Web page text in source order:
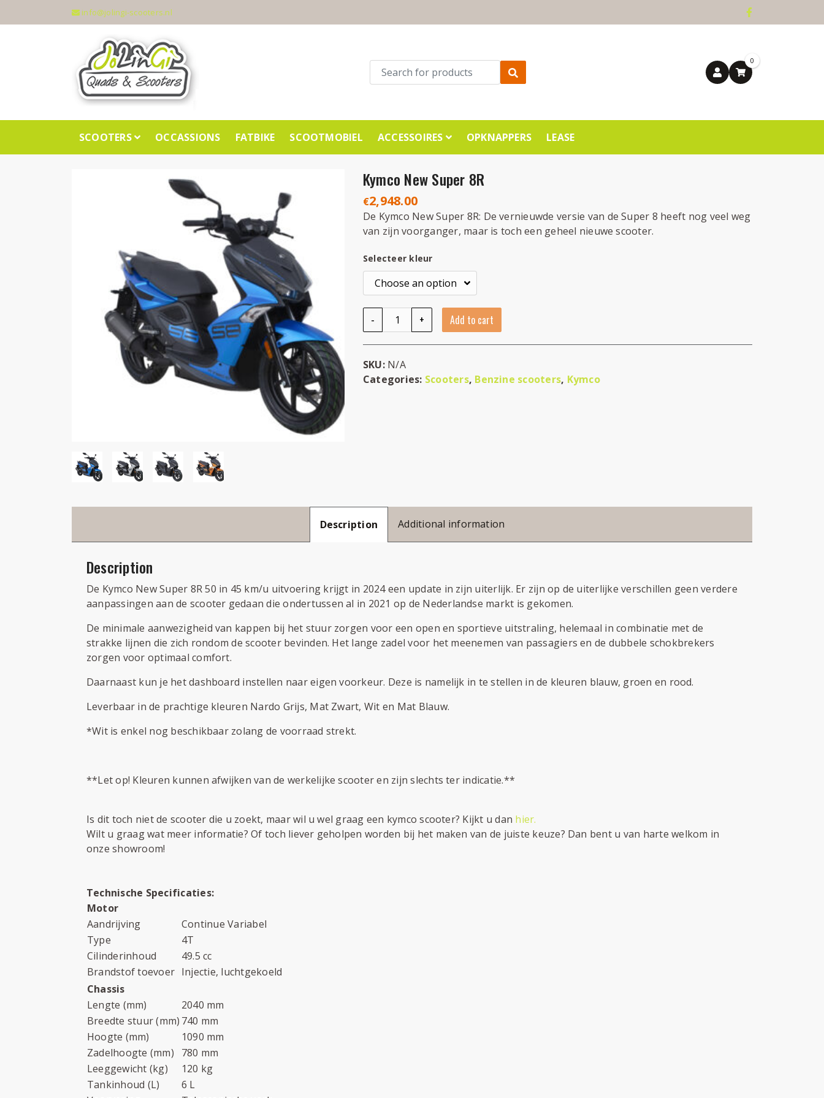
info@jolingi-scooters.nl
0
SCOOTERS OCCASSIONS FATBIKE SCOOTMOBIEL ACCESSOIRES OPKNAPPERS LEASE
Kymco New Super 8R
€2,948.00
De Kymco New Super 8R: De vernieuwde versie van de Super 8 heeft nog veel weg
van zijn voorganger, maar is toch een geheel nieuwe scooter.
Selecteer kleur
-
Kymco New Super 8R quantity
+ Add to cart
SKU: N/A
Categories: Scooters, Benzine scooters, Kymco
Description Additional information
Description
De Kymco New Super 8R 50 in 45 km/u uitvoering krijgt in 2024 een update in zijn uiterlijk. Er zijn op de uiterlijke verschillen geen verdere
aanpassingen aan de scooter gedaan die ondertussen al in 2021 op de Nederlandse markt is gekomen.
De minimale aanwezigheid van kappen bij het stuur zorgen voor een open en sportieve uitstraling, helemaal in combinatie met de
strakke lijnen die zich rondom de scooter bevinden. Het lange zadel voor het meenemen van passagiers en de dubbele schokbrekers
zorgen voor optimaal comfort.
Daarnaast kun je het dashboard instellen naar eigen voorkeur. Deze is namelijk in te stellen in de kleuren blauw, groen en rood.
Leverbaar in de prachtige kleuren Nardo Grijs, Mat Zwart, Wit en Mat Blauw.
*Wit is enkel nog beschikbaar zolang de voorraad strekt.
**Let op! Kleuren kunnen afwijken van de werkelijke scooter en zijn slechts ter indicatie.**
Is dit toch niet de scooter die u zoekt, maar wil u wel graag een kymco scooter? Kijkt u dan hier.
Wilt u graag wat meer informatie? Of toch liever geholpen worden bij het maken van de juiste keuze? Dan bent u van harte welkom in
onze showroom!
Technische Specificaties:
Motor
Aandrijving
Continue Variabel
Type
4T
Cilinderinhoud
49.5 cc
Brandstof toevoer Injectie, luchtgekoeld
Chassis
Lengte (mm)
2040 mm
Breedte stuur (mm) 740 mm
Hoogte (mm)
1090 mm
Zadelhoogte (mm)
780 mm
Leeggewicht (kg)
120 kg
Tankinhoud (L)
6 L